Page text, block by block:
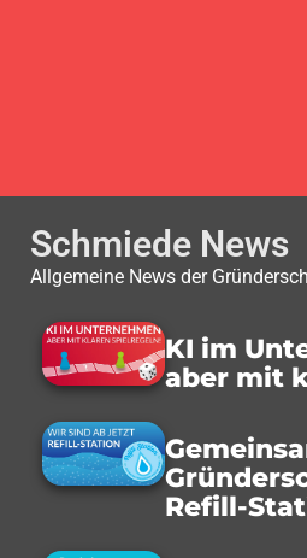
Schmiede News
Allgemeine News der
KI im
aber mit
Refill-